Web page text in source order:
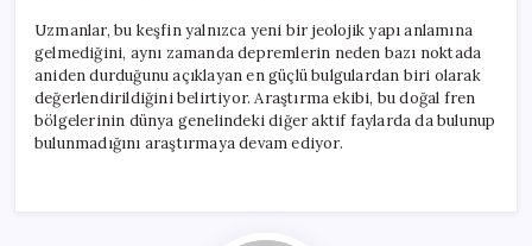
Uzmanlar, bu keşfin yalnızca yeni bir jeolojik yapı anlamına
gelmediğini, aynı zamanda depremlerin neden bazı noktada
aniden durduğunu açıklayan en güçlü bulgulardan biri olarak
değerlendirildiğini belirtiyor. Araştırma ekibi, bu doğal fren
bölgelerinin dünya genelindeki diğer aktif faylarda da bulunup
bulunmadığını araştırmaya devam ediyor.